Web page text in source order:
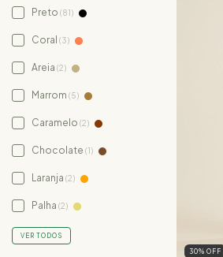
Preto (81)
Coral (3)
Areia (2)
Marrom (5)
Caramelo (2)
Chocolate (1)
Laranja (2)
Palha (2)
VER TODOS
30% OFF